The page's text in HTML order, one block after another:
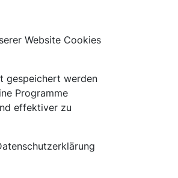
Website Cookies
gespeichert werden
Programme
effektiver zu